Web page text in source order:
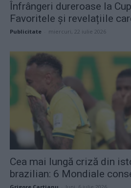
Înfrângeri dureroase la
Favoritele și revelațiile
Publicitate miercuri, 22 iulie 2026
Cea mai lungă criză din
brazilian: 6 Mondiale